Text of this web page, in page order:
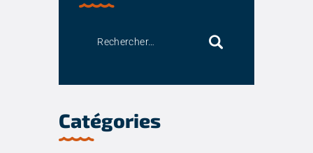
Catégories